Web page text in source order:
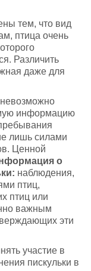
тем, что вид
птица очень
Различить
даже для
информацию
лишь силами
Ценной
о
наблюдения,
птиц,
птиц или
важным
эти
участие в
пискульки в